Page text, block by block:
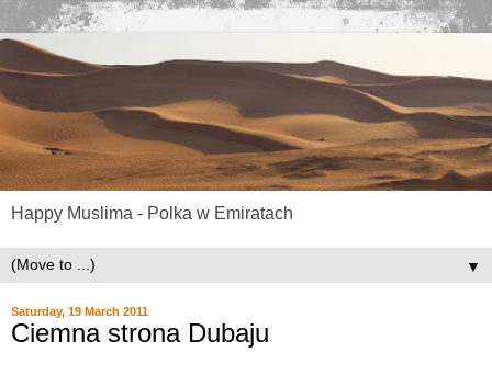
Happy Muslima - Polka w Emiratach
▼
Saturday, 19 March 2011
Ciemna strona Dubaju